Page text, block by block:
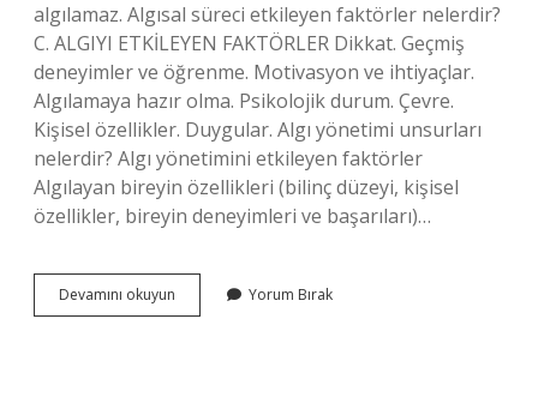
algılamaz. Algısal süreci etkileyen faktörler nelerdir?
C. ALGIYI ETKİLEYEN FAKTÖRLER Dikkat. Geçmiş
deneyimler ve öğrenme. Motivasyon ve ihtiyaçlar.
Algılamaya hazır olma. Psikolojik durum. Çevre.
Kişisel özellikler. Duygular. Algı yönetimi unsurları
nelerdir? Algı yönetimini etkileyen faktörler
Algılayan bireyin özellikleri (bilinç düzeyi, kişisel
özellikler, bireyin deneyimleri ve başarıları)…
Devamını okuyun
Süreçler
Yorum Bırak